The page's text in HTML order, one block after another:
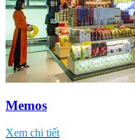
Memos
Xem chi tiết